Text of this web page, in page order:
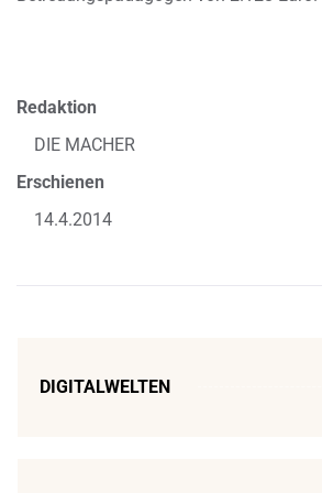
Redaktion
DIE MACHER
Erschienen
14.4.2014
DIGITALWELTEN